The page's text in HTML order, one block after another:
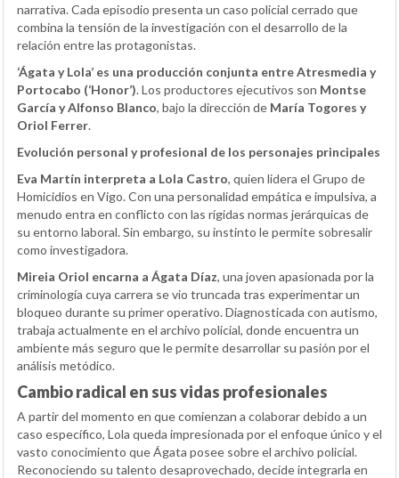
narrativa. Cada episodio presenta un caso policial cerrado que
combina la tensión de la investigación con el desarrollo de la
relación entre las protagonistas.
‘Ágata y Lola’ es una producción conjunta entre Atresmedia y
Portocabo (‘Honor’). Los productores ejecutivos son Montse
García y Alfonso Blanco, bajo la dirección de María Togores y
Oriol Ferrer.
Evolución personal y profesional de los personajes principales
Eva Martín interpreta a Lola Castro, quien lidera el Grupo de
Homicidios en Vigo. Con una personalidad empática e impulsiva, a
menudo entra en conflicto con las rígidas normas jerárquicas de
su entorno laboral. Sin embargo, su instinto le permite sobresalir
como investigadora.
Mireia Oriol encarna a Ágata Díaz, una joven apasionada por la
criminología cuya carrera se vio truncada tras experimentar un
bloqueo durante su primer operativo. Diagnosticada con autismo,
trabaja actualmente en el archivo policial, donde encuentra un
ambiente más seguro que le permite desarrollar su pasión por el
análisis metódico.
Cambio radical en sus vidas profesionales
A partir del momento en que comienzan a colaborar debido a un
caso específico, Lola queda impresionada por el enfoque único y el
vasto conocimiento que Ágata posee sobre el archivo policial.
Reconociendo su talento desaprovechado, decide integrarla en